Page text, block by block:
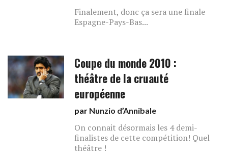
Finalement, donc ça sera une finale
Espagne-Pays-Bas...
Coupe du monde 2010 :
théâtre de la cruauté
européenne
par Nunzio d’Annibale
On connait désormais les 4 demi-
finalistes de cette compétition! Quel
théâtre !